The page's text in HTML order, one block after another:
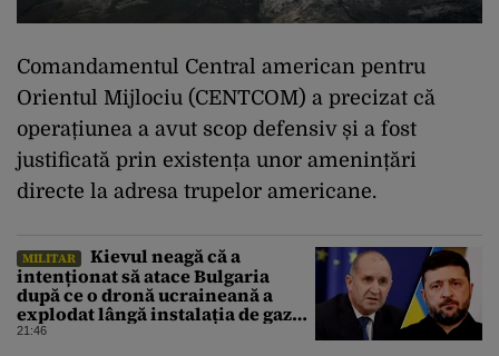
Comandamentul Central american pentru
Orientul Mijlociu (CENTCOM) a precizat că
operațiunea a avut scop defensiv și a fost
justificată prin existența unor amenințări
directe la adresa trupelor americane.
MILITAR
Kievul neagă că a
intenționat să atace Bulgaria
după ce o dronă ucraineană a
explodat lângă instalația de gaz
de la granița României
21:46